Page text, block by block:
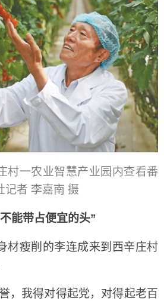
村一农业智慧产业园内查看番
记者 李嘉南 摄
能带占便宜的头”
瘦削的李连成来到西辛庄村
我得对得起党，对得起老百